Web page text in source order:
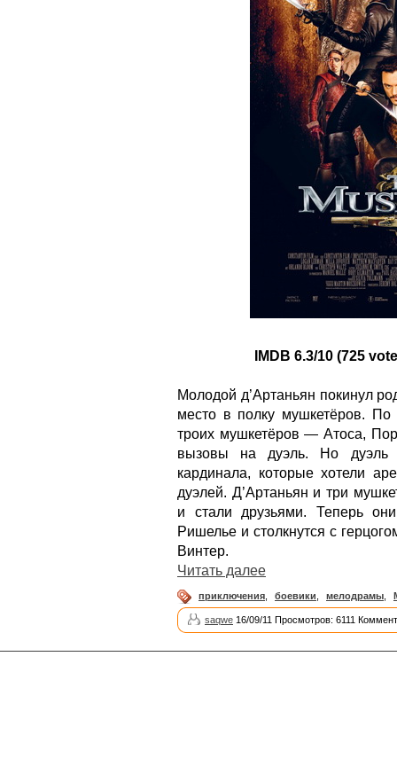
IMDB 6.3/10 (725
Молодой д’Артаньян покинул
место в полку мушкетёров. По
троих мушкетёров — Атоса,
вызовы на дуэль. Но дуэль
кардинала, которые хотели
дуэлей. Д’Артаньян и три
и стали друзьями. Теперь
Ришелье и столкнутся с
Винтер.
Читать далее
приключения боевики мелодрамы
saqwe 16/09/11 Просмотров: 6111